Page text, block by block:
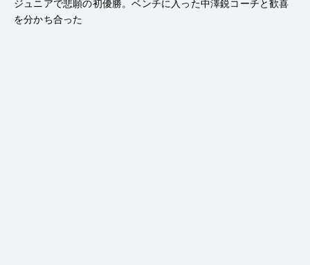
ジュニアで悲願の初優勝。ベンチに入った中澤鋭コーチと歓喜
を分かち合った